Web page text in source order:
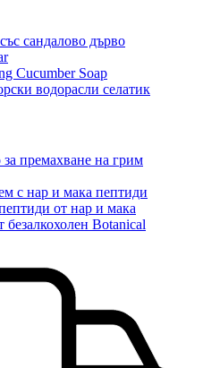
сандалово дърво
Cucumber Soap
водорасли селатик
премахване на грим
с нар и мака пептиди
от нар и мака
Botanical